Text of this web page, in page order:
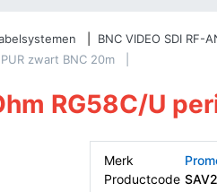
BNC VIDEO SDI RF-
zwart BNC 20m
RG58C/U
Merk
Productcode